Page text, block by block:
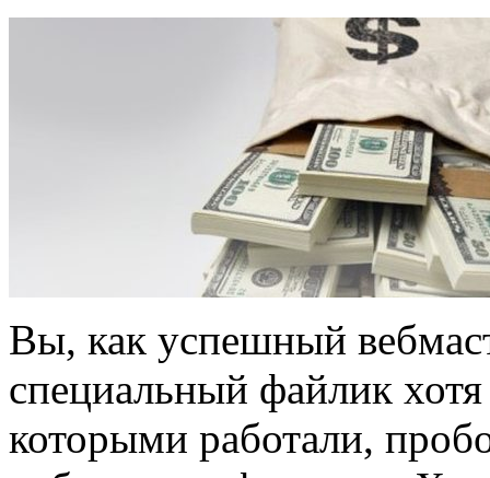
Вы, как успешный
специальный файлик
которыми работали,